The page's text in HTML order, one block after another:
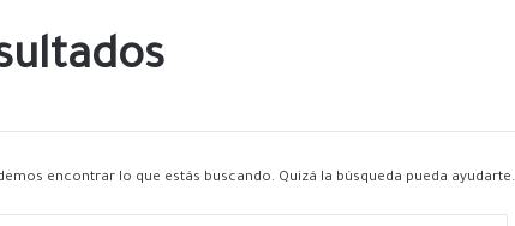
encontrar lo que estás buscando. Quizá la búsqueda pueda ayudarte.